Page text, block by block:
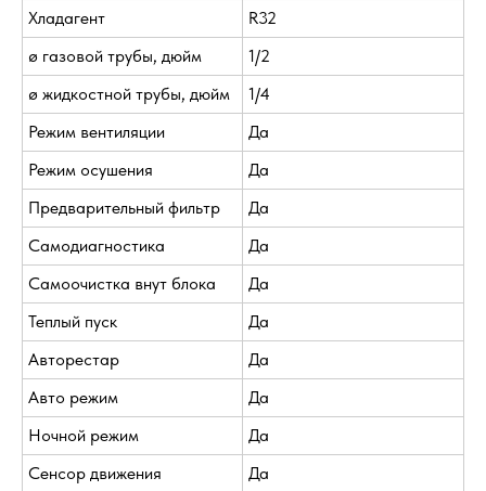
Хладагент
R32
ø газовой трубы, дюйм
1/2
ø жидкостной трубы, дюйм
1/4
Режим вентиляции
Да
Режим осушения
Да
Предварительный фильтр
Да
Самодиагностика
Да
Самоочистка внут блока
Да
Теплый пуск
Да
Авторестар
Да
Авто режим
Да
Ночной режим
Да
Сенсор движения
Да